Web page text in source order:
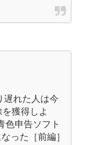
遅れた人は今
獲得しよ
申告ソフト
った［前編］